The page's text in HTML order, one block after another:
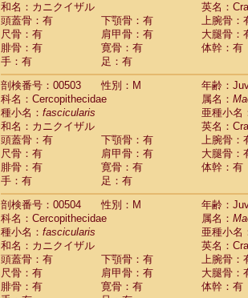
和名：カニクイザル
英名：
頭蓋骨：有
下顎骨：有
上腕骨：
尺骨：有
肩甲骨：有
大腿骨：
腓骨：有
寛骨：有
体幹：有
手：有
足：有
剖検番号：00503
性別：M
年齢：
科名：Cercopithecidae
属名：
種小名： fascicularis
亜種小名
和名：カニクイザル
英名：
頭蓋骨：有
下顎骨：有
上腕骨：
尺骨：有
肩甲骨：有
大腿骨：
腓骨：有
寛骨：有
体幹：有
手：有
足：有
剖検番号：00504
性別：M
年齢：
科名：Cercopithecidae
属名：
種小名： fascicularis
亜種小名
和名：カニクイザル
英名：
頭蓋骨：有
下顎骨：有
上腕骨：
尺骨：有
肩甲骨：有
大腿骨：
腓骨：有
寛骨：有
体幹：有